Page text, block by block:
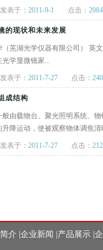
发表于：2011-9-1 点击：
的现状和未来发展
（芜湖光学仪器有限公司） 英
学显微镜家...
发表于：2011-7-27 点击：
成结构
般由载物台、聚光照明系统、
升降运动，使被观察物体调焦
发表于：2011-7-27 点击：
介 企业新闻 产品展示|